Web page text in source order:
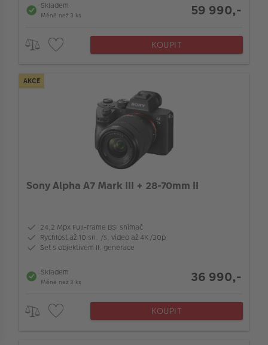
Ochrana před povětrnostními vlivy
Typ setu
Konstrukce LCD displeje
Skladem
Méně než 3 ks 59 990,-
KOUPIT
AKCE
Sony Alpha A7 Mark III + 28-70mm II
24,2 Mpx Full-frame BSI snímač
Rychlost až 10 sn. /s, video až 4K/30p
Set s objektivem II. generace
Skladem
Méně než 3 ks 36 990,-
KOUPIT